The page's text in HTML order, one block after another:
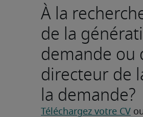
À la
de la
demande ou
directeur de
la demande?
Téléchargez votre CV